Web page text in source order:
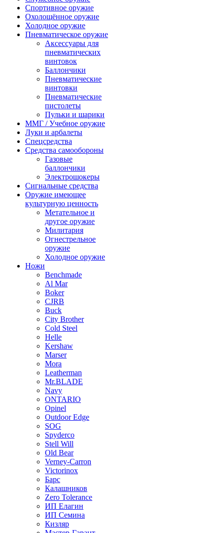
Спортивное оружие
Охолощённое оружие
Холодное оружие
Пневматическое оружие
Аксессуары для
пневматических
винтовок
Баллончики
Пневматические
винтовки
Пневматические
пистолеты
Пульки и шарики
ММГ / Учебное оружие
Луки и арбалеты
Спецсредства
Средства самообороны
Газовые
баллончики
Электрошокеры
Сигнальные средства
Оружие имеющее
культурную ценность
Метательное и
другое оружие
Милитария
Огнестрельное
оружие
Холодное оружие
Ножи
Benchmade
Al Mar
Boker
CJRB
Buck
City Brother
Cold Steel
Helle
Kershaw
Marser
Mora
Leatherman
Mr.BLADE
Navy
ONTARIO
Opinel
Outdoor Edge
SOG
Spyderco
Stell Will
Old Bear
Verney-Carron
Victorinox
Барс
Калашников
Zero Tolerance
ИП Елагин
ИП Семина
Кизляр